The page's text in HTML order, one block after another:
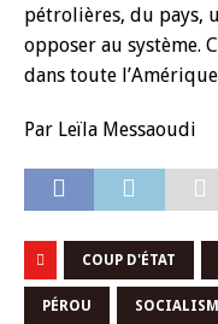
pétrolières, du pays,
opposer au système.
dans toute
Par Leïla Messaoudi
COUP D'ÉTAT
PÉROU